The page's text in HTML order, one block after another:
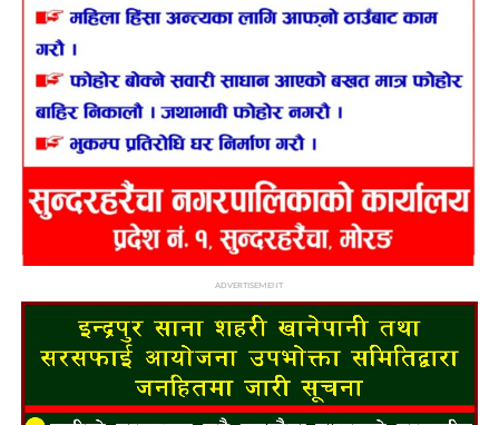
ADVERTISEMENT